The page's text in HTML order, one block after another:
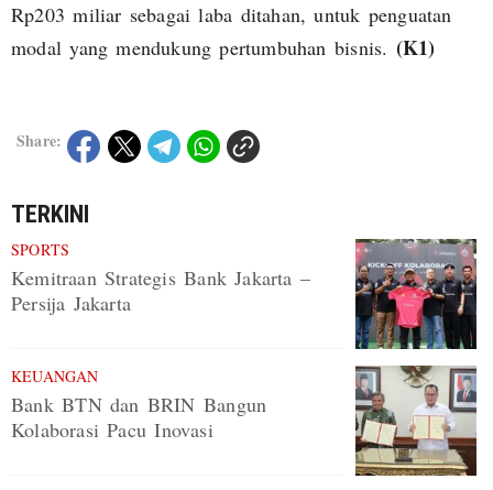
Rp203 miliar sebagai laba ditahan, untuk penguatan
modal yang mendukung pertumbuhan bisnis. (K1)
Share:
TERKINI
SPORTS
Kemitraan Strategis Bank Jakarta –
Persija Jakarta
KEUANGAN
Bank BTN dan BRIN Bangun
Kolaborasi Pacu Inovasi